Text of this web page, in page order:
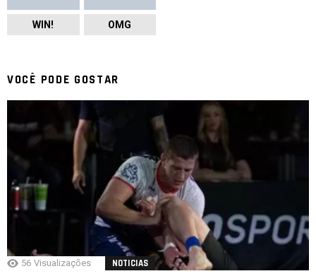
WIN! OMG
VOCÊ PODE GOSTAR
56 Visualizações NOTICIAS